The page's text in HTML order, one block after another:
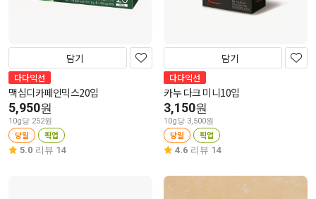
담기
다다익선
맥심디카페인믹스20입
5,950원
10g당 252원
당일 픽업
5.0 리뷰 14
담기
다다익선
카누 다크 미니10입
3,150원
10g당 3,500원
당일 픽업
4.6 리뷰 14